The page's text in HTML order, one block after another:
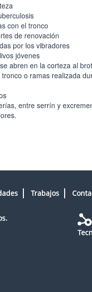
con el tronco
de renovación
por los vibradores
jóvenes
abren en la corteza al
o ramas realizada
entre serrín y
Trabajos